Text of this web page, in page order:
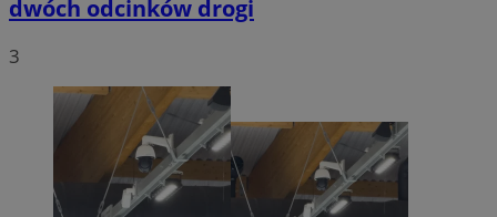
dwóch odcinków drogi
3